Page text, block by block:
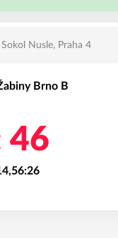
Sokol Nusle, Praha 4
Brno B
46